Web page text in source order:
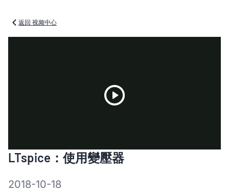
返回 视频中心
Video
LTspice：使用變壓器
2018-10-18